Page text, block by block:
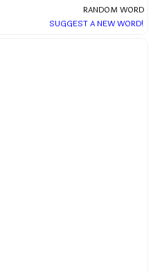
RANDOM WORD
SUGGEST A NEW WORD!